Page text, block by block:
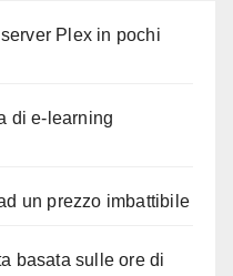
Plex in pochi
di e-learning
un prezzo imbattibile
basata sulle ore di